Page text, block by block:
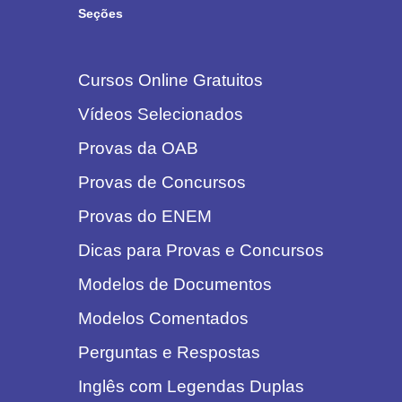
Seções
Cursos Online Gratuitos
Vídeos Selecionados
Provas da OAB
Provas de Concursos
Provas do ENEM
Dicas para Provas e Concursos
Modelos de Documentos
Modelos Comentados
Perguntas e Respostas
Inglês com Legendas Duplas